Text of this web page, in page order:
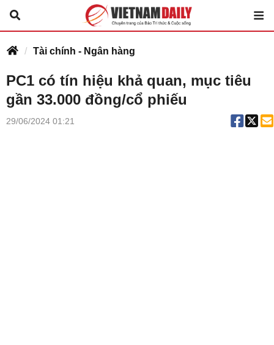
Tài chính - Ngân hàng
PC1 có tín hiệu khả quan, mục tiêu
gần 33.000 đồng/cổ phiếu
29/06/2024 01:21